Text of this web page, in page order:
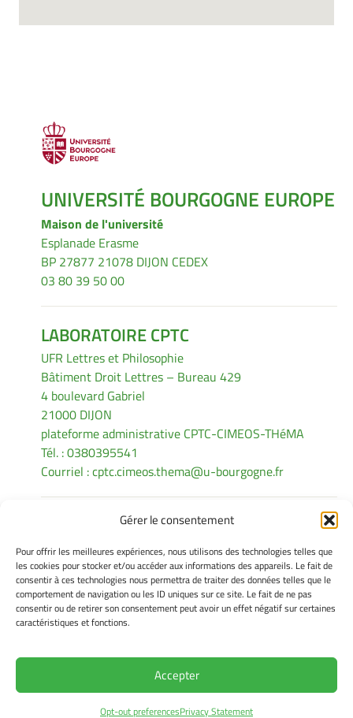
Gérer le consentement
Pour offrir les meilleures expériences, nous utilisons des technologies telles que
les cookies pour stocker et/ou accéder aux informations des appareils. Le fait de
consentir à ces technologies nous permettra de traiter des données telles que le
comportement de navigation ou les ID uniques sur ce site. Le fait de ne pas
consentir ou de retirer son consentement peut avoir un effet négatif sur certaines
caractéristiques et fonctions.
Accepter
Opt-out preferencesPrivacy Statement
UNIVERSITÉ BOURGOGNE EUROPE
Maison de l'université
Esplanade Erasme
BP 27877 21078 DIJON CEDEX
03 80 39 50 00
LABORATOIRE CPTC
UFR Lettres et Philosophie
Bâtiment Droit Lettres – Bureau 429
4 boulevard Gabriel
21000 DIJON
plateforme administrative CPTC-CIMEOS-THéMA
Tél. : 0380395541
Courriel :cptc.cimeos.thema@u-bourgogne.fr
INFORMATIONS LÉGALES
Mentions légales
Gérer mes cookies
Politique de cookies
Déclaration de confidentialité
Site Officiel - CPTC @ 2026